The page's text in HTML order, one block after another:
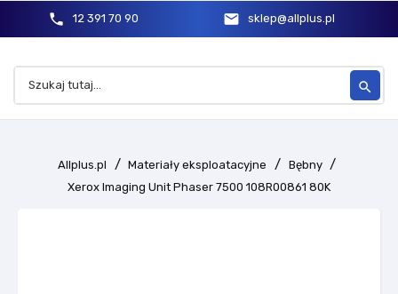
phone 12 391 70 90 mail sklep@allplus.pl
search
Allplus.pl Materiały eksploatacyjne
Bębny
Xerox Imaging Unit Phaser 7500 108R00861 80K